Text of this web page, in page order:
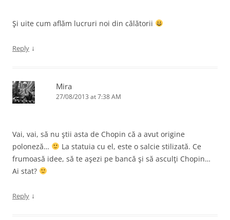
Şi uite cum aflăm lucruri noi din călătorii
Reply ↓
Mira
27/08/2013 at 7:38 AM
Vai, vai, să nu ştii asta de Chopin că a avut origine
poloneză…
La statuia cu el, este o salcie stilizată. Ce
frumoasă idee, să te aşezi pe bancă şi să asculţi Chopin…
Ai stat?
Reply ↓